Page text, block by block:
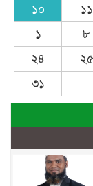
১০
১১
১
৮
২৪
২৫
৩১